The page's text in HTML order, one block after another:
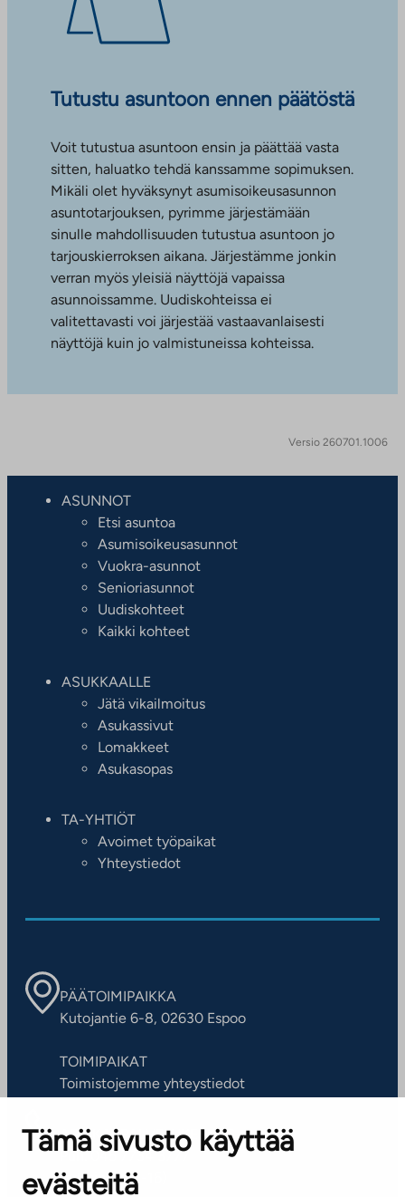
Tämä sivusto käyttää
evästeitä
Tutustu asuntoon ennen päätöstä
Voit tutustua asuntoon ensin ja päättää vasta
sitten, haluatko tehdä kanssamme sopimuksen.
Mikäli olet hyväksynyt asumisoikeusasunnon
asuntotarjouksen, pyrimme järjestämään
sinulle mahdollisuuden tutustua asuntoon jo
tarjouskierroksen aikana. Järjestämme jonkin
verran myös yleisiä näyttöjä vapaissa
asunnoissamme. Uudiskohteissa ei
valitettavasti voi järjestää vastaavanlaisesti
näyttöjä kuin jo valmistuneissa kohteissa.
Versio 260701.1006
ASUNNOT
Etsi asuntoa
Asumisoikeusasunnot
Vuokra-asunnot
Senioriasunnot
Uudiskohteet
Kaikki kohteet
ASUKKAALLE
Jätä vikailmoitus
Asukassivut
Lomakkeet
Asukasopas
TA-YHTIÖT
Avoimet työpaikat
Yhteystiedot
PÄÄTOIMIPAIKKA
Kutojantie 6-8, 02630 Espoo
TOIMIPAIKAT
Toimistojemme yhteystiedot
ASIAKASPALVELUKESKUS
Puh. 045 7734 3777
(arkisin klo 8-16)